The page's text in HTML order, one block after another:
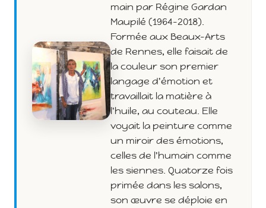
main par Régine Gardan
Maupilé (1964-2018).
Formée aux Beaux-Arts
de Rennes, elle faisait de
la couleur son premier
langage d'émotion et
travaillait la matière à
l'huile, au couteau. Elle
voyait la peinture comme
un miroir des émotions,
celles de l'humain comme
les siennes. Quatorze fois
primée dans les salons,
son œuvre se déploie en